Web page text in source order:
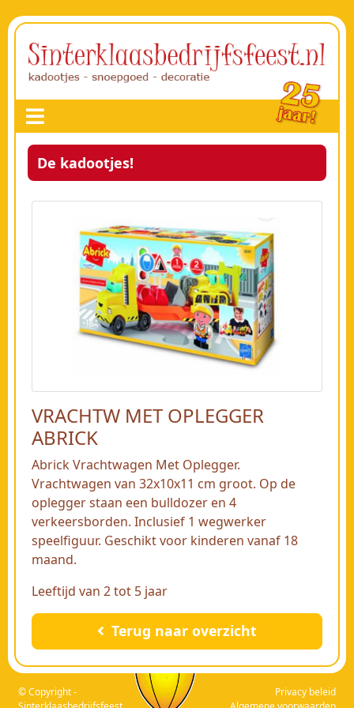
De kadootjes!
VRACHTW MET OPLEGGER
ABRICK
Abrick Vrachtwagen Met Oplegger.
Vrachtwagen van 32x10x11 cm groot. Op de
oplegger staan een bulldozer en 4
verkeersborden. Inclusief 1 wegwerker
speelfiguur. Geschikt voor kinderen vanaf 18
maand.
Leeftijd van 2 tot 5 jaar
Terug naar overzicht
© Copyright -
Privacy beleid